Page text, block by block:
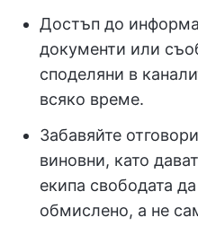
Достъп до
документи или
споделяни в
всяко време.
Забавяйте
виновни, като
екипа свободата
обмислено, а не